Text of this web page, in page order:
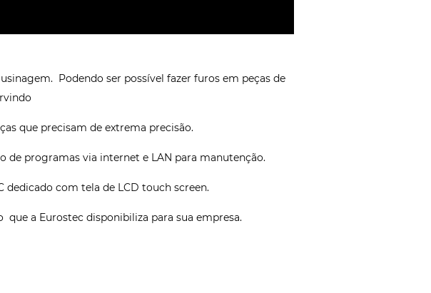
Podendo ser possível fazer furos em peças de
que precisam de extrema precisão.
de programas via internet e LAN para manutenção.
dedicado com tela de LCD touch screen.
que a Eurostec disponibiliza para sua empresa.